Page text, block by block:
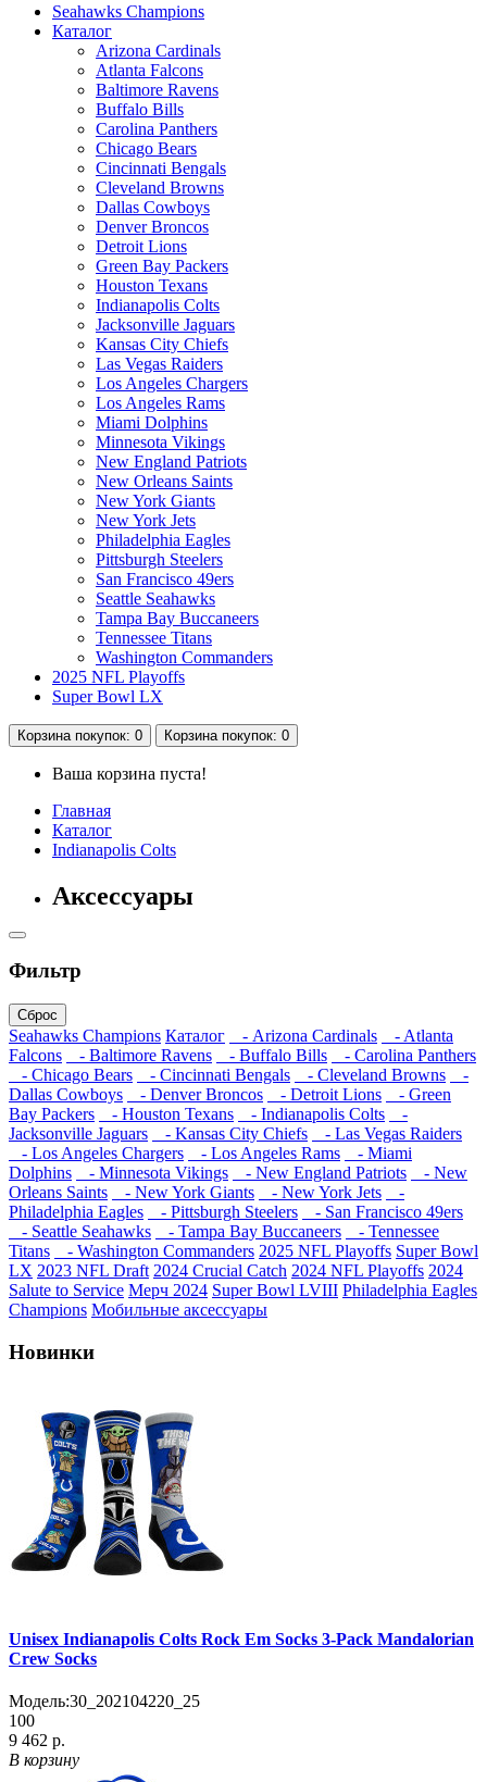
Seahawks Champions
Каталог
Arizona Cardinals
Atlanta Falcons
Baltimore Ravens
Buffalo Bills
Carolina Panthers
Chicago Bears
Cincinnati Bengals
Cleveland Browns
Dallas Cowboys
Denver Broncos
Detroit Lions
Green Bay Packers
Houston Texans
Indianapolis Colts
Jacksonville Jaguars
Kansas City Chiefs
Las Vegas Raiders
Los Angeles Chargers
Los Angeles Rams
Miami Dolphins
Minnesota Vikings
New England Patriots
New Orleans Saints
New York Giants
New York Jets
Philadelphia Eagles
Pittsburgh Steelers
San Francisco 49ers
Seattle Seahawks
Tampa Bay Buccaneers
Tennessee Titans
Washington Commanders
2025 NFL Playoffs
Super Bowl LX
Корзина покупок: 0 Корзина покупок: 0
Ваша корзина пуста!
Главная
Каталог
Indianapolis Colts
Аксессуары
Фильтр
Сброс
Seahawks Champions Каталог - Arizona Cardinals
- Atlanta
Falcons
- Baltimore Ravens - Buffalo Bills
- Carolina Panthers
- Chicago Bears
- Cincinnati Bengals - Cleveland Browns
-
Dallas Cowboys
- Denver Broncos - Detroit Lions
- Green
Bay Packers
- Houston Texans - Indianapolis Colts
-
Jacksonville Jaguars
- Kansas City Chiefs
- Las Vegas Raiders
- Los Angeles Chargers
- Los Angeles Rams
- Miami
Dolphins
- Minnesota Vikings - New England Patriots
- New
Orleans Saints
- New York Giants - New York Jets
-
Philadelphia Eagles
- Pittsburgh Steelers
- San Francisco 49ers
- Seattle Seahawks
- Tampa Bay Buccaneers
- Tennessee
Titans
- Washington Commanders 2025 NFL Playoffs Super Bowl
LX 2023 NFL Draft 2024 Crucial Catch 2024 NFL Playoffs 2024
Salute to Service Мерч 2024 Super Bowl LVIII Philadelphia Eagles
Champions Мобильные аксессуары
Новинки
Unisex Indianapolis Colts Rock Em Socks 3-Pack Mandalorian
Crew Socks
Модель:30_202104220_25
100
9 462 р.
В корзину